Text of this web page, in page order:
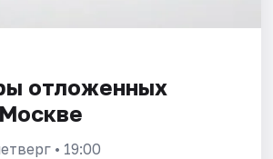
отложенных
• 19:00